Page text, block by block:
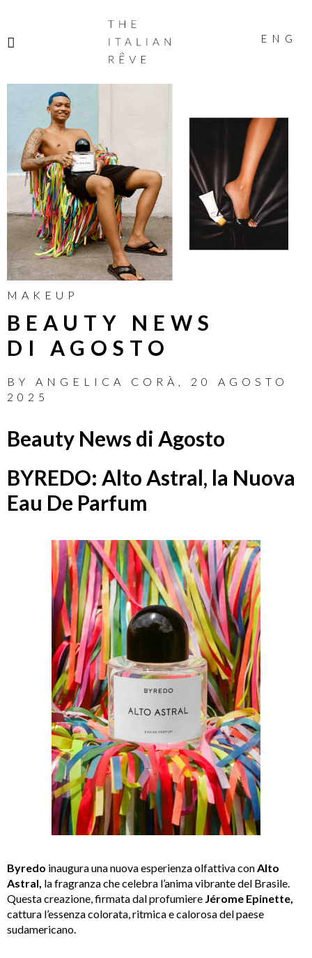
ITALIAN
RÊVE
ENG
MAKEUP
BEAUTY NEWS
DI AGOSTO
BY ANGELICA CORÀ
20 AGOSTO
2025
Beauty News di Agosto
BYREDO: Alto Astral, la Nuova
Eau De Parfum
Byredo inaugura una nuova esperienza olfattiva conAlto
Astral, la fragranza che celebra l’anima vibrante del Brasile.
Questa creazione, firmata dal profumiere Jérome Epinette,
cattura l’essenza colorata, ritmica e calorosa del paese
sudamericano.